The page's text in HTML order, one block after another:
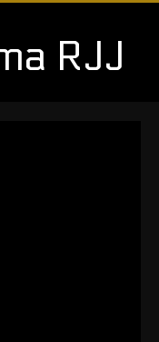
RJJ